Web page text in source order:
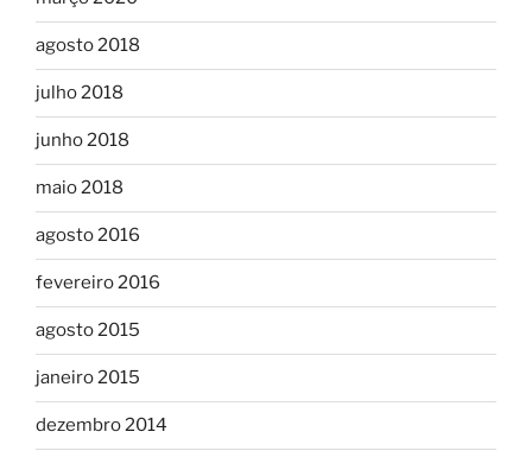
agosto 2018
julho 2018
junho 2018
maio 2018
agosto 2016
fevereiro 2016
agosto 2015
janeiro 2015
dezembro 2014